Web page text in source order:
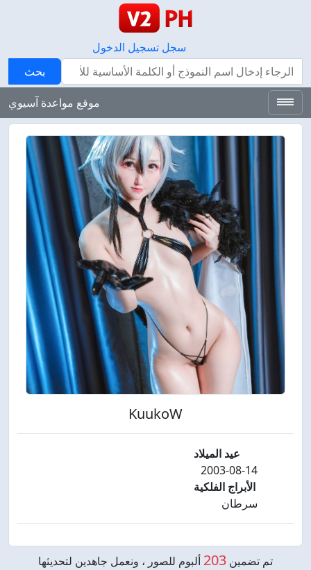
سجل تسجيل الدخول
بحث
بحث
موقع مواعدة آسيوي
KuukoW
عيد الميلاد
2003-08-14
الأبراج الفلكية
سرطان
تم تضمين 203 ألبوم للصور ، ونعمل جاهدين لتحديثها